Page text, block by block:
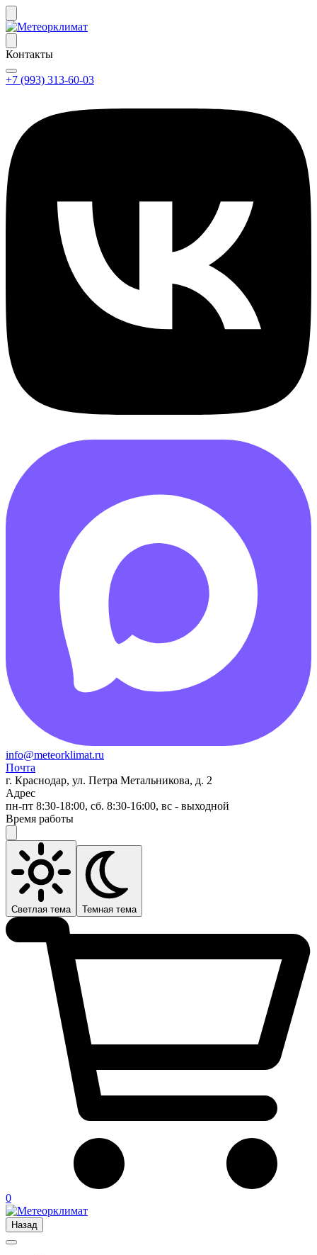
Контакты
+7 (993) 313-60-03
info@meteorklimat.ru
Почта
г. Краснодар, ул. Петра Метальникова, д. 2
Адрес
пн-пт 8:30-18:00, сб. 8:30-16:00, вс - выходной
Время работы
Светлая тема Темная тема
0
Назад